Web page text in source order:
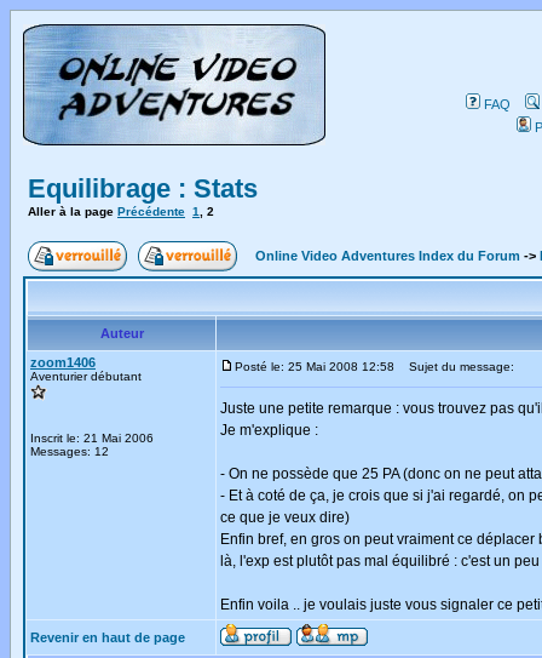
FAQ
Equilibrage : Stats
Aller à la page Précédente 1 2
Online Video Adventures Index du Forum ->
Auteur
zoom1406
Aventurier débutant
Inscrit le: 21 Mai 2006
Messages: 12
Posté le: 25 Mai 2008 12:58 Sujet du message:
Juste une petite remarque : vous trouvez pas
Je m'explique :
- On ne possède que 25 PA (donc on ne peut
- Et à coté de ça, je crois que si j'ai regardé, on
ce que je veux dire)
Enfin bref, en gros on peut vraiment ce
là, l'exp est plutôt pas mal équilibré : c'est un
Enfin voila .. je voulais juste vous signaler ce
Revenir en haut de page